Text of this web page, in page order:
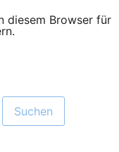
diesem Browser für